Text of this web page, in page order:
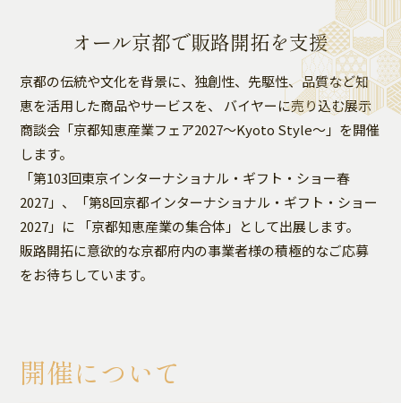
オール京都で販路開拓を支援
京都の伝統や文化を背景に、独創性、先駆性、品質など知
恵を活用した商品やサービスを、
バイヤーに売り込む展示
商談会「京都知恵産業フェア2027～Kyoto Style～」を開催
します。
「第103回東京インターナショナル・ギフト・ショー春
2027」、「第8回京都インターナショナル・ギフト・ショー
2027」に 「京都知恵産業の集合体」として出展します。
販路開拓に意欲的な京都府内の事業者様の積極的なご応募
をお待ちしています。
開催について